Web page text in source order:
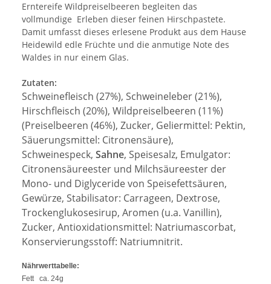
Erntereife Wildpreiselbeeren begleiten das
vollmundige Erleben dieser feinen Hirschpastete.
Damit umfasst dieses erlesene Produkt aus dem Hause
Heidewild edle Früchte und die anmutige Note des
Waldes in nur einem Glas.
Zutaten:
Schweinefleisch (27%), Schweineleber (21%),
Hirschfleisch (20%), Wildpreiselbeeren (11%)
(Preiselbeeren (46%), Zucker, Geliermittel: Pektin,
Säuerungsmittel: Citronensäure),
Schweinespeck, Sahne, Speisesalz, Emulgator:
Citronensäureester und Milchsäureester der
Mono- und Diglyceride von Speisefettsäuren,
Gewürze, Stabilisator: Carrageen, Dextrose,
Trockenglukosesirup, Aromen (u.a. Vanillin),
Zucker, Antioxidationsmittel: Natriumascorbat,
Konservierungsstoff: Natriumnitrit.
Nährwerttabelle:
Fett ca. 24g